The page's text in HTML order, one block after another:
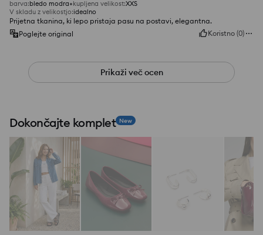
barva:bledo modra kupljena velikost:XXS
V skladu z velikostjo:idealno
Prijetna tkanina, ki lepo pristaja pasu na postavi, elegantna.
Poglejte original
Koristno (0)
Prikaži več ocen
Dokončajte komplet New